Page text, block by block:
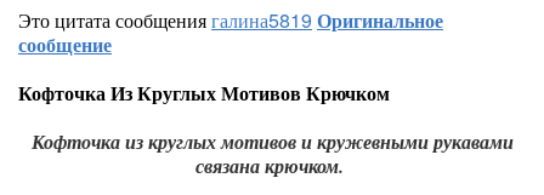
Это цитата сообщениягалина5819 Оригинальное
сообщение
Кофточка Из Круглых Мотивов Крючком
Кофточка из круглых мотивов и кружевными рукавами
связана крючком.